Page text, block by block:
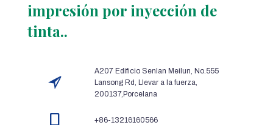
impresión por inyección de
tinta..
A207 Edificio Senlan Meilun, No.555
Lansong Rd, Llevar a la fuerza,
200137,Porcelana
+86-13216160566